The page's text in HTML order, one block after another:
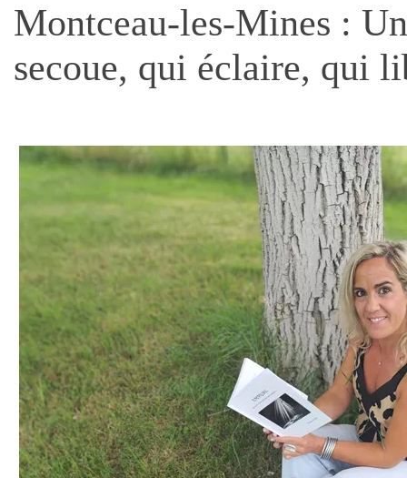
Montceau-les-Mines :
secoue, qui éclaire, qui